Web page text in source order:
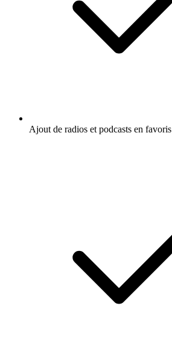
Ajout de radios et podcasts en favoris